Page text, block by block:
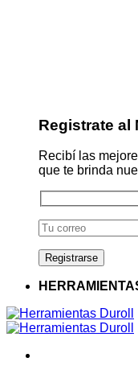
Registrate al
Recibí las
que te brinda